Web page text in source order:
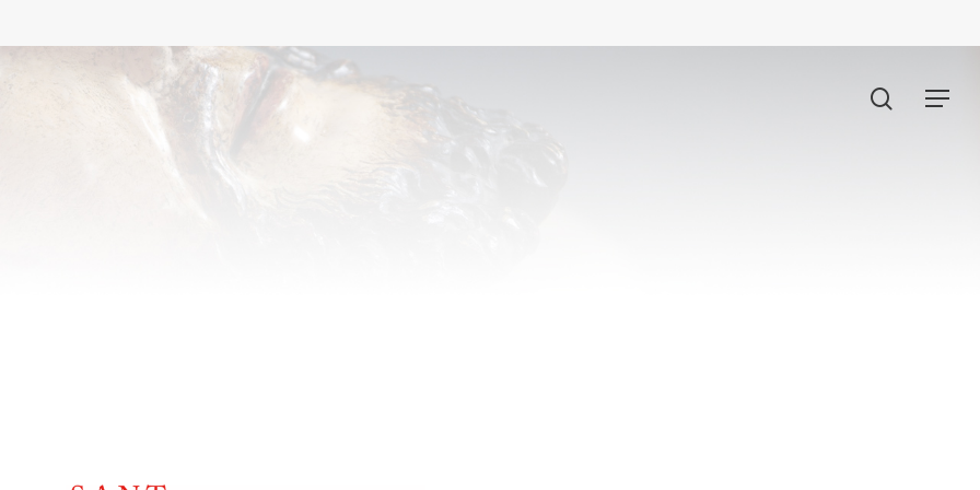
Menu
search